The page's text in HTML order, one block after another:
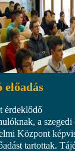
érdeklődő
a szegedi
Központ
tartottak.